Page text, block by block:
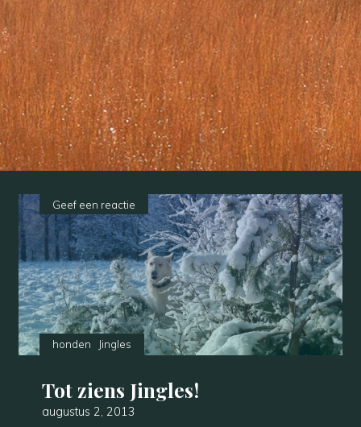
honden Jingles
Geef een reactie
Tot ziens Jingles!
augustus 2, 2013